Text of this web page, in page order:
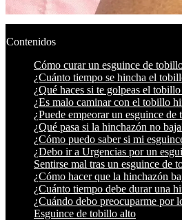
Contenidos
Cómo curar un esguince de
¿Cuánto tiempo se hincha el
¿Qué haces si te golpeas el
¿Es malo caminar con el tobillo
¿Puede empeorar un esguince
¿Qué pasa si la hinchazón no
¿Cómo puedo saber si mi
¿Debo ir a Urgencias por un
Sentirse mal tras un esguince de
¿Cómo hacer que la hinchazón
¿Cuánto tiempo debe durar una
¿Cuándo debo preocuparme por
Esguince de tobillo alto